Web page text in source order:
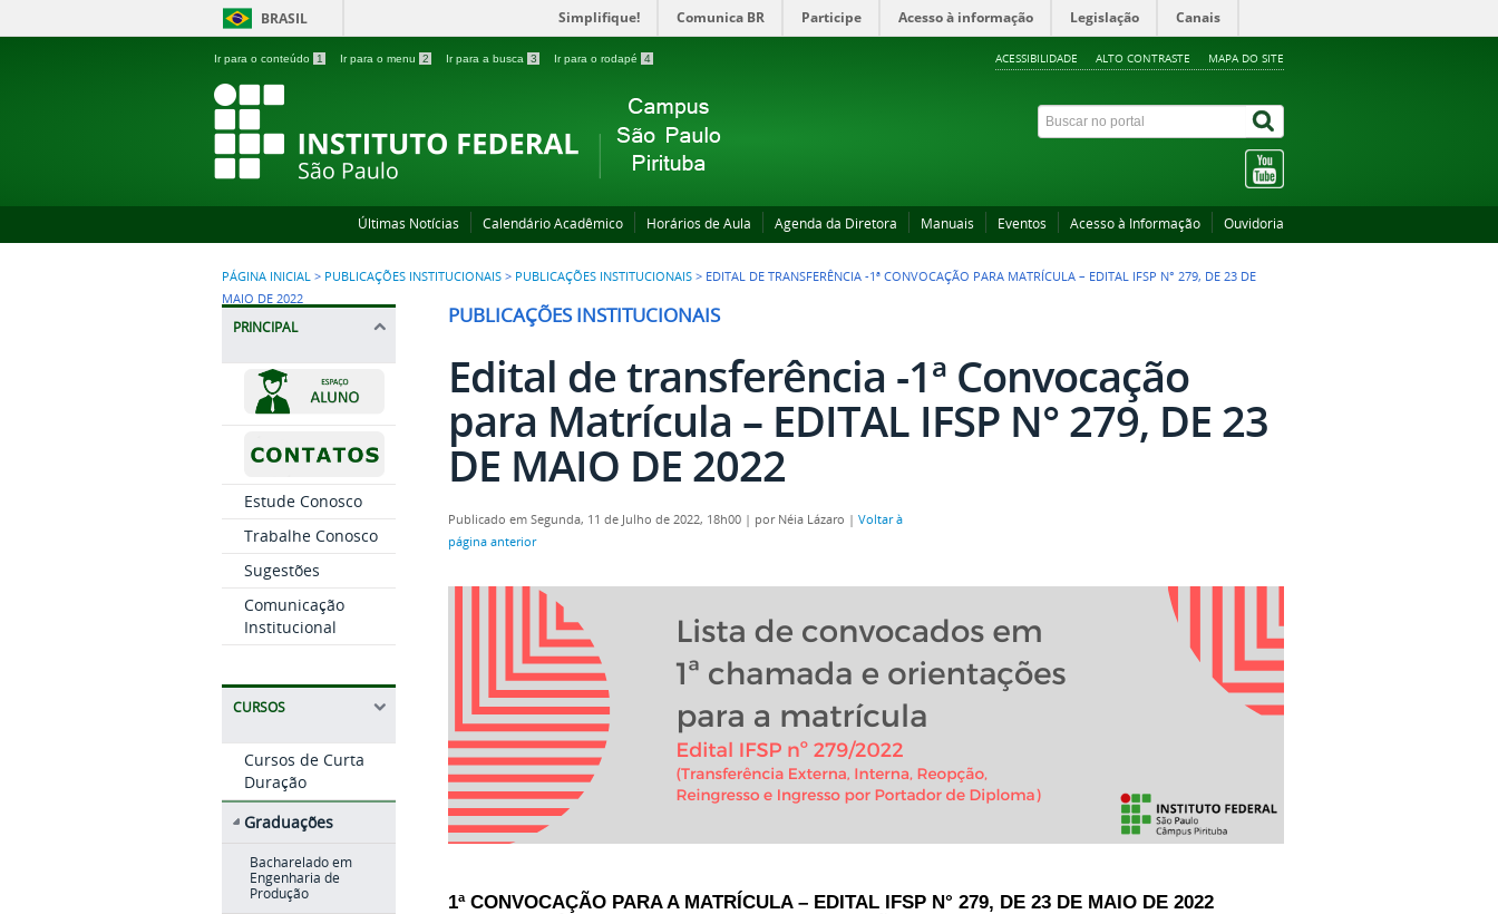
BRASIL Simplifique! Comunica BR Participe Acesso à informação Legislação Canais
Ir para o conteúdo 1 Ir para o menu 2 Ir para a busca 3 Ir para o rodapé 4 ACESSIBILIDADE ALTO CONTRASTE MAPA DO SITE
Últimas Notícias Calendário Acadêmico Horários de Aula Agenda da Diretora Manuais Eventos Acesso à Informação Ouvidoria
PÁGINA INICIAL > PUBLICAÇÕES INSTITUCIONAIS > PUBLICAÇÕES INSTITUCIONAIS > EDITAL DE TRANSFERÊNCIA -1ª CONVOCAÇÃO PARA MATRÍCULA – EDITAL IFSP N° 279, DE 23 DE
MAIO DE 2022
PRINCIPAL
Estude Conosco
Trabalhe Conosco
Sugestões
Comunicação
Institucional
CURSOS
Cursos de Curta
Duração
Graduações
Bacharelado em
Engenharia de
Produção
PUBLICAÇÕES INSTITUCIONAIS
Edital de transferência -1ª Convocação
para Matrícula – EDITAL IFSP N° 279, DE 23
DE MAIO DE 2022
Publicado em Segunda, 11 de Julho de 2022, 18h00 | por Néia Lázaro | Voltar à
página anterior
1ª CONVOCAÇÃO PARA A MATRÍCULA – EDITAL IFSP N° 279, DE 23 DE MAIO DE 2022